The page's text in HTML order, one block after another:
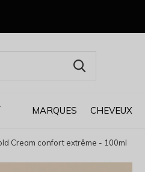
MARQUES CHEVEUX
Cream confort extrême - 100ml